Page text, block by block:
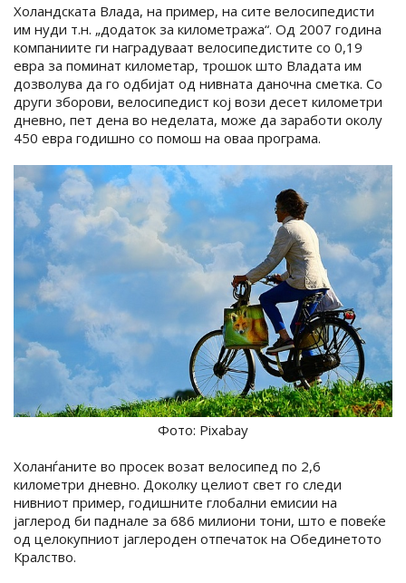
Холандската Влада, на пример, на сите велосипедисти
им нуди т.н. „додаток за километража“. Од 2007 година
компаниите ги наградуваат велосипедистите со 0,19
евра за поминат километар, трошок што Владата им
дозволува да го одбијат од нивната даночна сметка. Со
други зборови, велосипедист кој вози десет километри
дневно, пет дена во неделата, може да заработи околу
450 евра годишно со помош на оваа програма.
Фото: Pixabay
Холанѓаните во просек возат велосипед по 2,6
километри дневно. Доколку целиот свет го следи
нивниот пример, годишните глобални емисии на
јаглерод би паднале за 686 милиони тони, што е повеќе
од целокупниот јаглероден отпечаток на Обединетото
Кралство.